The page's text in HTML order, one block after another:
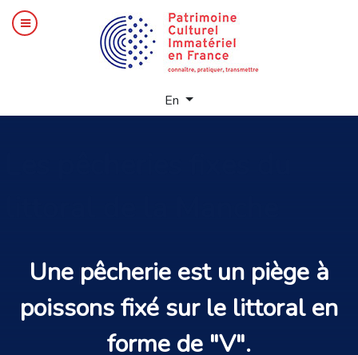
En
Une pêcherieest un piège à
poissonsfixé sur le littoral en
forme de "V".